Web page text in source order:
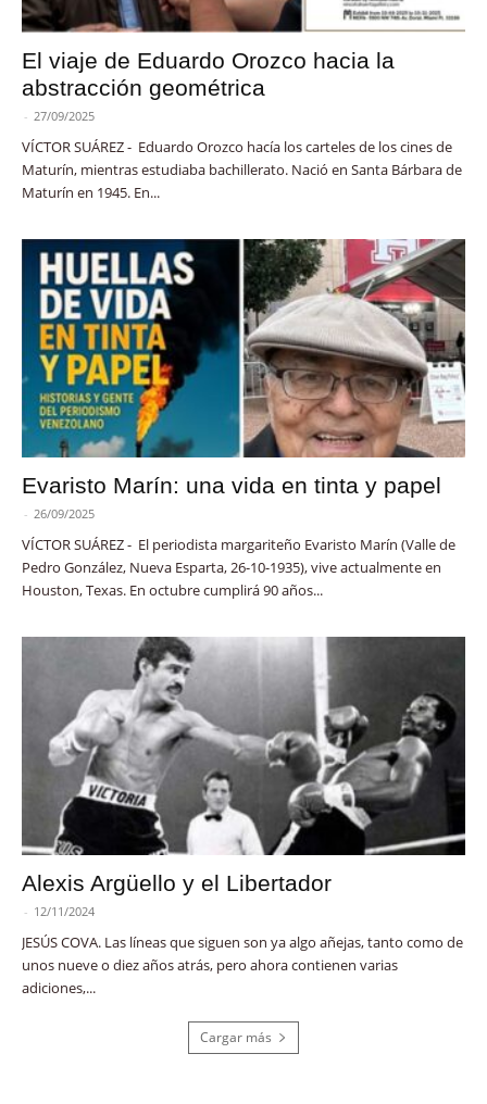
El viaje de Eduardo Orozco hacia la
abstracción geométrica
- 27/09/2025
VÍCTOR SUÁREZ - Eduardo Orozco hacía los carteles de los cines de
Maturín, mientras estudiaba bachillerato. Nació en Santa Bárbara de
Maturín en 1945. En...
Evaristo Marín: una vida en tinta y papel
- 26/09/2025
VÍCTOR SUÁREZ - El periodista margariteño Evaristo Marín (Valle de
Pedro González, Nueva Esparta, 26-10-1935), vive actualmente en
Houston, Texas. En octubre cumplirá 90 años...
Alexis Argüello y el Libertador
- 12/11/2024
JESÚS COVA. Las líneas que siguen son ya algo añejas, tanto como de
unos nueve o diez años atrás, pero ahora contienen varias
adiciones,...
Cargar más